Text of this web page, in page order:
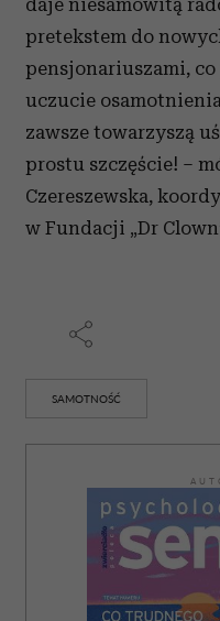
i reklam, aby oferować
analizować ruch w
korzystasz z naszej
społecznościowym,
Partnerzy mogą
otrzymanymi od Ciebie
korzystania z ich usług.
daje niesamowitą
pretekstem do
pensjonariuszami,
uczucie
zawsze towarzyszą
prostu szczęście! –
Czereszewska,
w Fundacji „Dr
SAMOTNOŚĆ